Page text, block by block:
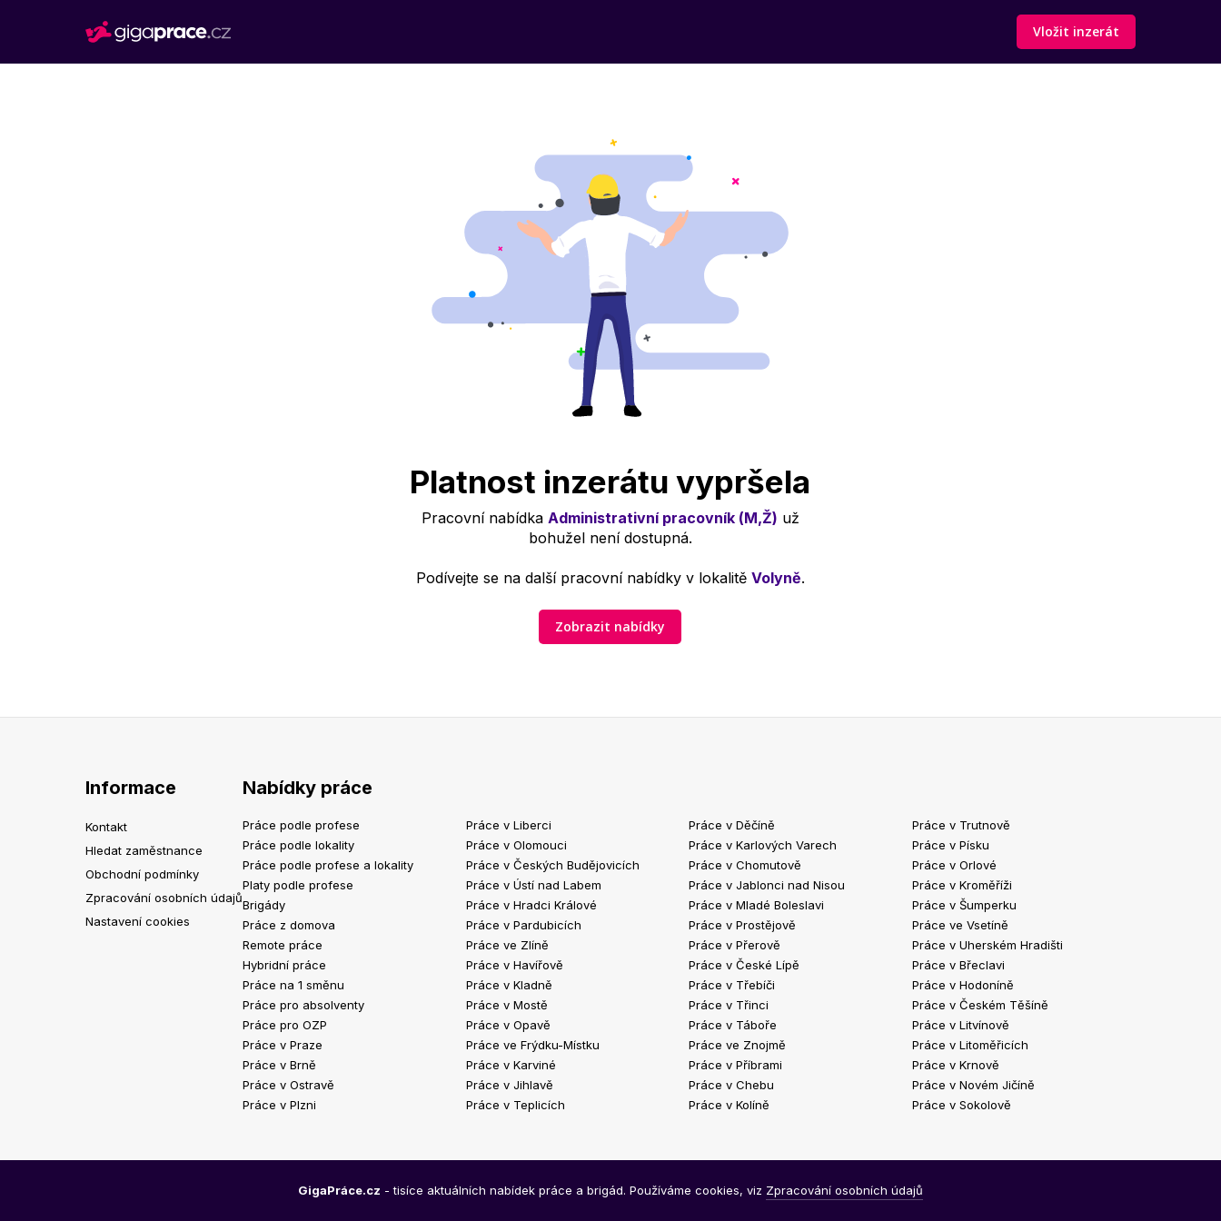
Vložit inzerát
Platnost inzerátu vypršela
Pracovní nabídka Administrativní pracovník (M,Ž) už
bohužel není dostupná.
Podívejte se na další pracovní nabídky v lokalitě Volyně.
Zobrazit nabídky
Informace
Kontakt
Hledat zaměstnance
Obchodní podmínky
Zpracování osobních údajů
Nastavení cookies
Nabídky práce
Práce podle profese
Práce podle lokality
Práce podle profese a lokality
Platy podle profese
Brigády
Práce z domova
Remote práce
Hybridní práce
Práce na 1 směnu
Práce pro absolventy
Práce pro OZP
Práce v Praze
Práce v Brně
Práce v Ostravě
Práce v Plzni
Práce v Liberci
Práce v Olomouci
Práce v Českých Budějovicích
Práce v Ústí nad Labem
Práce v Hradci Králové
Práce v Pardubicích
Práce ve Zlíně
Práce v Havířově
Práce v Kladně
Práce v Mostě
Práce v Opavě
Práce ve Frýdku-Místku
Práce v Karviné
Práce v Jihlavě
Práce v Teplicích
Práce v Děčíně
Práce v Karlových Varech
Práce v Chomutově
Práce v Jablonci nad Nisou
Práce v Mladé Boleslavi
Práce v Prostějově
Práce v Přerově
Práce v České Lípě
Práce v Třebíči
Práce v Třinci
Práce v Táboře
Práce ve Znojmě
Práce v Příbrami
Práce v Chebu
Práce v Kolíně
Práce v Trutnově
Práce v Písku
Práce v Orlové
Práce v Kroměříži
Práce v Šumperku
Práce ve Vsetíně
Práce v Uherském Hradišti
Práce v Břeclavi
Práce v Hodoníně
Práce v Českém Těšíně
Práce v Litvínově
Práce v Litoměřicích
Práce v Krnově
Práce v Novém Jičíně
Práce v Sokolově
GigaPráce.cz - tisíce aktuálních nabídek práce a brigád. Používáme cookies, viz Zpracování osobních údajů